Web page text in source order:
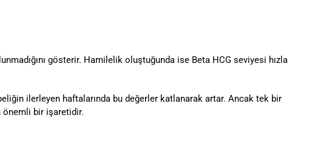
gösterir. Hamilelik oluştuğunda ise Beta HCG seviyesi hızla
ilerleyen haftalarında bu değerler katlanarak artar. Ancak tek bir
önemli bir işaretidir.